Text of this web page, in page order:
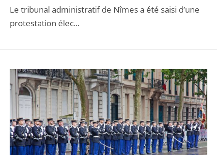
Le tribunal administratif de Nîmes a été saisi d’une
protestation élec...